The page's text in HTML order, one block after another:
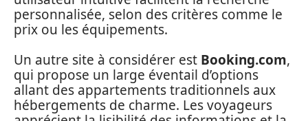
personnalisée, selon des critères comme le
prix ou les équipements.
Un autre site à considérer est Booking.com,
qui propose un large éventail d’options
allant des appartements traditionnels aux
hébergements de charme. Les voyageurs